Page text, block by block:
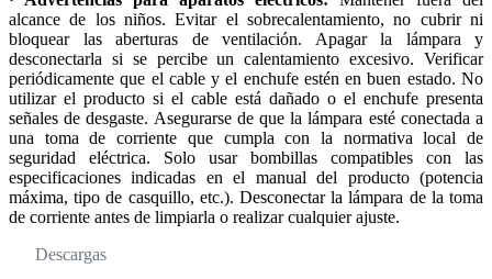
alcance de los niños. Evitar el sobrecalentamiento, no cubrir ni
bloquear las aberturas de ventilación. Apagar la lámpara y
desconectarla si se percibe un calentamiento excesivo. Verificar
periódicamente que el cable y el enchufe estén en buen estado. No
utilizar el producto si el cable está dañado o el enchufe presenta
señales de desgaste. Asegurarse de que la lámpara esté conectada a
una toma de corriente que cumpla con la normativa local de
seguridad eléctrica. Solo usar bombillas compatibles con las
especificaciones indicadas en el manual del producto (potencia
máxima, tipo de casquillo, etc.). Desconectar la lámpara de la toma
de corriente antes de limpiarla o realizar cualquier ajuste.
Descargas